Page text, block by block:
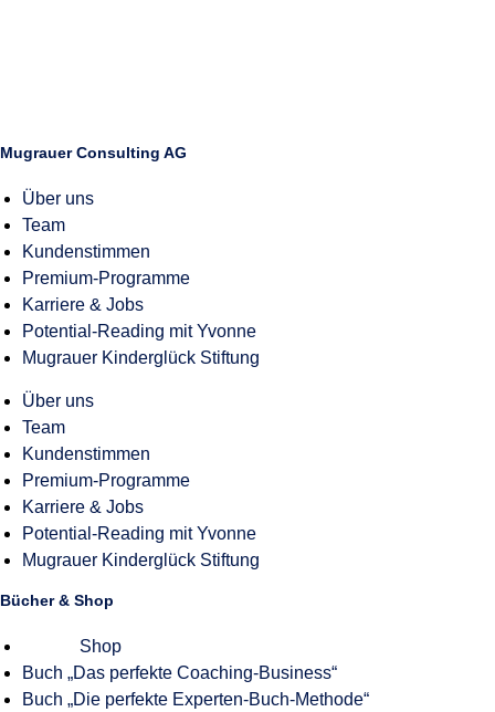
Mugrauer Consulting AG
Über uns
Team
Kundenstimmen
Premium-Programme
Karriere & Jobs
Potential-Reading mit Yvonne
Mugrauer Kinderglück Stiftung
Über uns
Team
Kundenstimmen
Premium-Programme
Karriere & Jobs
Potential-Reading mit Yvonne
Mugrauer Kinderglück Stiftung
Bücher & Shop
Shop
Buch „Das perfekte Coaching-Business“
Buch „Die perfekte Experten-Buch-Methode“